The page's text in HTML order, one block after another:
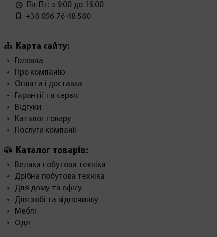
Пн-Пт: з 9:00 до 19:00
+38 096 76 48 580
Карта сайту:
Головна
Про компанію
Оплата і доставка
Гарантії та сервіс
Відгуки
Каталог товару
Послуги компанії
Каталог товарів:
Велика побутова техніка
Дрібна побутова техніка
Для дому та офісу
Для хобі та відпочинку
Меблі
Одяг